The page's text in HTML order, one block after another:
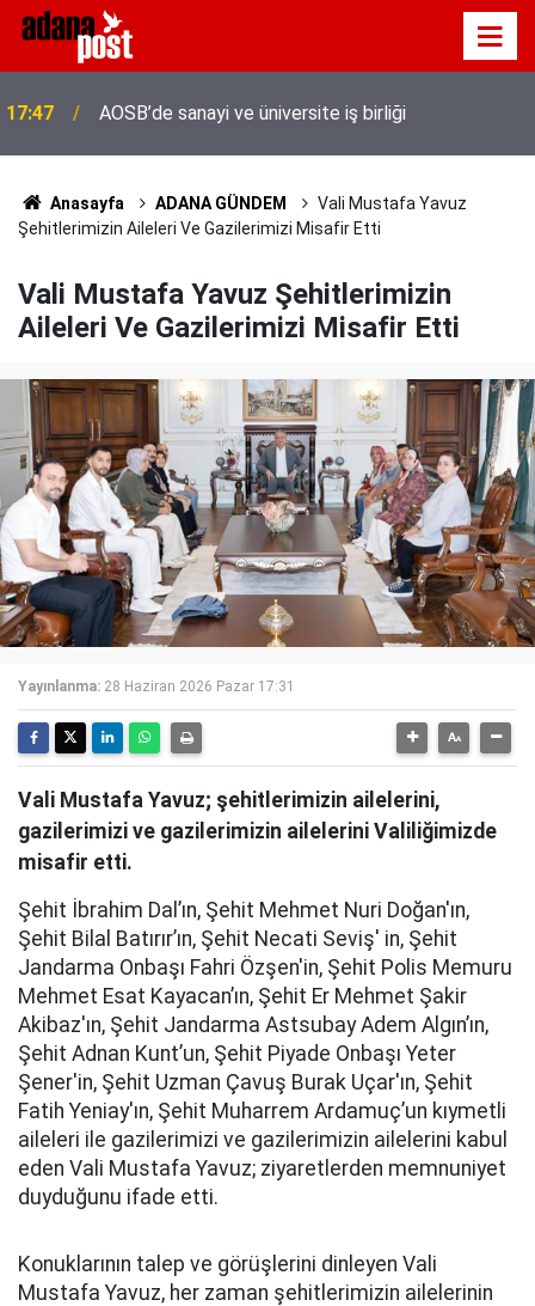
17:47 AOSB’de sanayi ve üniversite iş birliği
17:41
tepki gösterdi
Anasayfa ADANA GÜNDEM
Vali Mustafa Yavuz
Şehitlerimizin Aileleri Ve Gazilerimizi Misafir Etti
Vali Mustafa Yavuz Şehitlerimizin
Aileleri Ve Gazilerimizi Misafir Etti
Yayınlanma: 28 Haziran 2026 Pazar 17:31
Vali Mustafa Yavuz; şehitlerimizin ailelerini,
gazilerimizi ve gazilerimizin ailelerini Valiliğimizde
misafir etti.
Şehit İbrahim Dal’ın, Şehit Mehmet Nuri Doğan'ın,
Şehit Bilal Batırır’ın, Şehit Necati Seviş' in, Şehit
Jandarma Onbaşı Fahri Özşen'in, Şehit Polis Memuru
Mehmet Esat Kayacan’ın, Şehit Er Mehmet Şakir
Akibaz'ın, Şehit Jandarma Astsubay Adem Algın’ın,
Şehit Adnan Kunt’un, Şehit Piyade Onbaşı Yeter
Şener'in, Şehit Uzman Çavuş Burak Uçar'ın, Şehit
Fatih Yeniay'ın, Şehit Muharrem Ardamuç’un kıymetli
aileleri ile gazilerimizi ve gazilerimizin ailelerini kabul
eden Vali Mustafa Yavuz; ziyaretlerden memnuniyet
duyduğunu ifade etti.
Konuklarının talep ve görüşlerini dinleyen Vali
Mustafa Yavuz, her zaman şehitlerimizin ailelerinin